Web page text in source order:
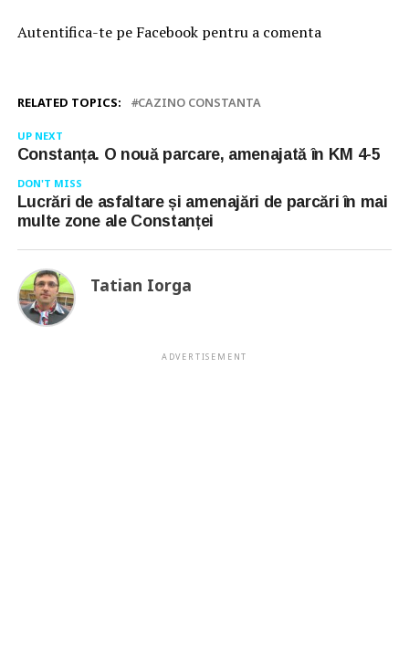
Autentifica-te pe Facebook pentru a comenta
RELATED TOPICS: CAZINO CONSTANTA
UP NEXT
Constanța. O nouă parcare, amenajată în KM 4-5
DON'T MISS
Lucrări de asfaltare și amenajări de parcări în mai
multe zone ale Constanței
Tatian Iorga
ADVERTISEMENT